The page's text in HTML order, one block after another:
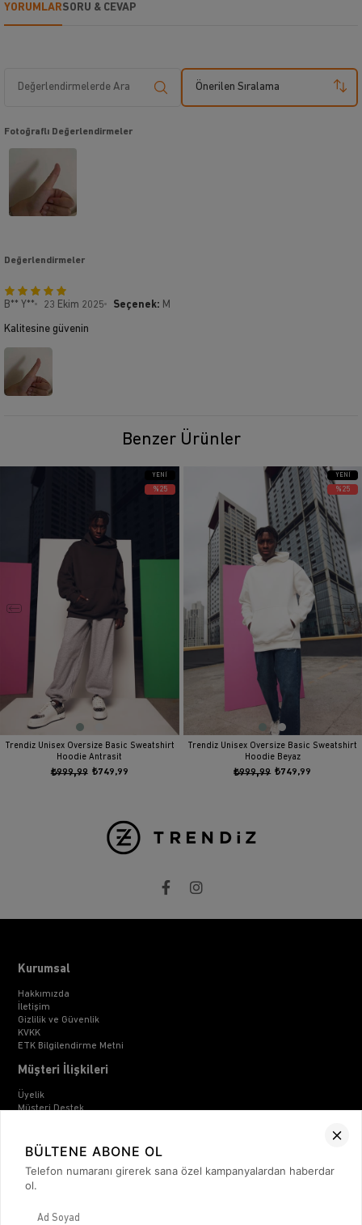
YORUMLARSORU & CEVAP
Önerilen Sıralama
Fotoğraflı Değerlendirmeler
Değerlendirmeler
B** Y** 23 Ekim 2025 Seçenek: M
Kalitesine güvenin
Benzer Ürünler
Trendiz Unisex Oversize Basic Sweatshirt
Hoodie Antrasit
₺749,99
₺999,99
YENI
ÜRÜN
%25
Trendiz Unisex Oversize Basic Sweatshirt
Hoodie Beyaz
₺749,99
₺999,99
YENI
ÜRÜN
%25
Kurumsal
Hakkımızda
İletişim
Gizlilik ve Güvenlik
KVKK
ETK Bilgilendirme Metni
Müşteri İlişkileri
Üyelik
Müşteri Destek
Whatsapp Müşteri Destek
Üyelik Sözleşmesi
Mesafeli Satış Sözleşmesi
Ön Bilgilendirme Formu
BÜLTENE ABONE OL
Telefon numaranı girerek sana özel kampanyalardan haberdar
ol.